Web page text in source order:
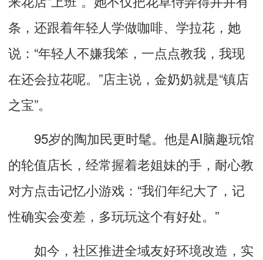
条，还跟着年轻人学做咖啡、学拉花，她
说：“年轻人不嫌我笨，一点点教我，我现
在还会拉花呢。”店主说，金奶奶就是“镇店
之宝”。
95岁的陶加民更时髦。他是AI脑趣玩馆
的轮值店长，经常握着老姐妹的手，耐心教
对方点击记忆小游戏：“我们年纪大了，记
性确实会变差，多玩玩这个有好处。”
如今，社区推进全域友好环境改造，实